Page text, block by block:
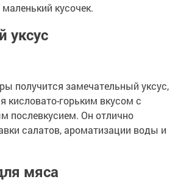
кусочек.
уксус
получится замечательный уксус,
кисловато-горьким вкусом с
послевкусием. Он отлично
салатов, ароматизации воды и
мяса